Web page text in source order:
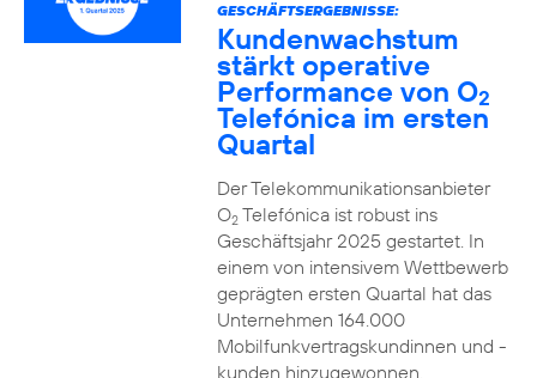
GESCHÄFTSERGEBNISSE:
Kundenwachstum
stärkt operative
Performance von O2
Telefónica im ersten
Quartal
Der Telekommunikationsanbieter
O2Telefónica ist robust ins
Geschäftsjahr 2025 gestartet. In
einem von intensivem Wettbewerb
geprägten ersten Quartal hat das
Unternehmen 164.000
Mobilfunkvertragskundinnen und -
kunden hinzugewonnen.